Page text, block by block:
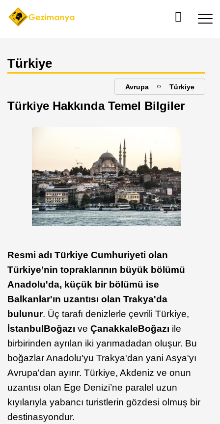
Türkiye
Avrupa Türkiye
Türkiye Hakkında Temel Bilgiler
Resmi adı Türkiye Cumhuriyeti olan
Türkiye’nin topraklarının büyük bölümü
Anadolu'da, küçük bir bölümü ise
Balkanlar'ın uzantısı olan Trakya'da
bulunur. Üç tarafı denizlerle çevrili Türkiye,
İstanbul Boğazı ve ÇanakkaleBoğazı ile
birbirinden ayrılan iki yarımadadan oluşur. Bu
boğazlar Anadolu'yu Trakya'dan yani Asya'yı
Avrupa'dan ayırır. Türkiye, Akdeniz ve onun
uzantısı olan Ege Denizi’ne paralel uzun
kıyılarıyla yabancı turistlerin gözdesi olmuş bir
destinasyondur.